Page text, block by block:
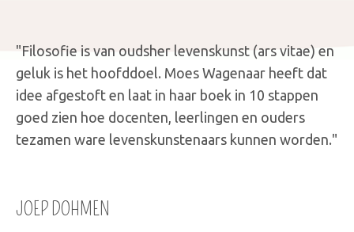
"Filosofie is van oudsher levenskunst (ars vitae) en
geluk is het hoofddoel. Moes Wagenaar heeft dat
idee afgestoft en laat in haar boek in 10 stappen
goed zien hoe docenten, leerlingen en ouders
tezamen ware levenskunstenaars kunnen worden."
JOEP DOHMEN